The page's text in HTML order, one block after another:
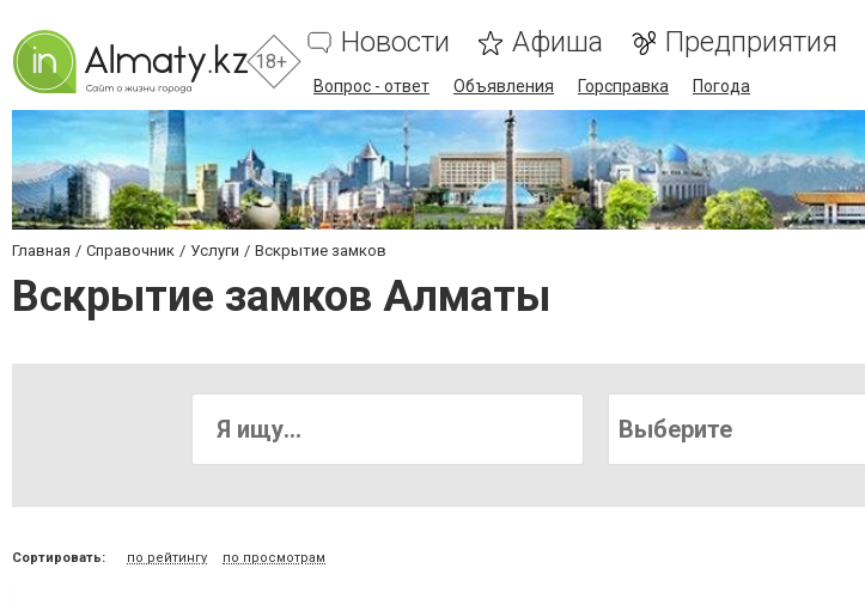
18+
Новости Афиша Предприятия
Вопрос - ответ Объявления Горсправка Погода
Главная Справочник Услуги Вскрытие замков
Вскрытие замков Алматы
Выберите
Сортировать: по рейтингу по просмотрам